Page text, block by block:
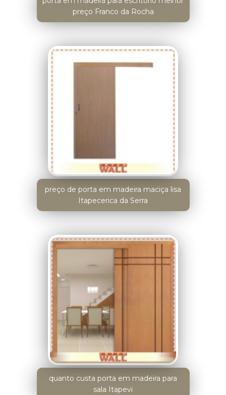
preço Franco da Rocha
preço de porta em madeira maciça lisa
Itapecerica da Serra
quanto custa porta em madeira para
sala Itapevi